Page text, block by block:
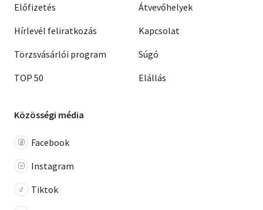
Előfizetés
Hírlevél feliratkozás
Törzsvásárlói program
TOP 50
Átvevőhelyek
Kapcsolat
Súgó
Elállás
Közösségi média
Facebook
Instagram
Tiktok